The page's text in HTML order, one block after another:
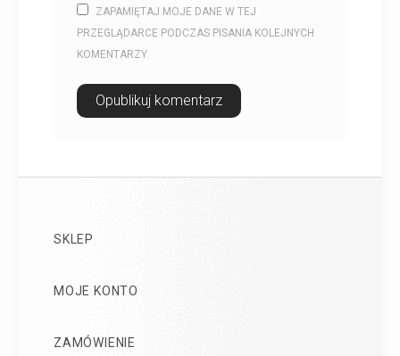
SKLEP
MOJE KONTO
ZAMÓWIENIE
ZAPAMIĘTAJ MOJE DANE W TEJ
PRZEGLĄDARCE PODCZAS PISANIA KOLEJNYCH
KOMENTARZY.